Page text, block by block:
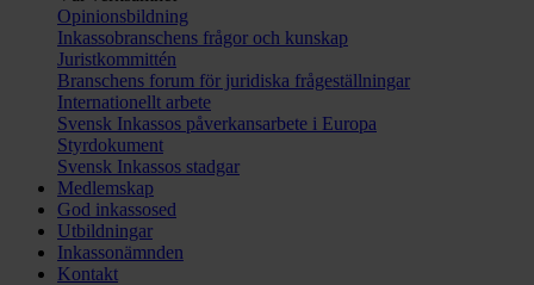
Opinionsbildning
Inkassobranschens frågor och kunskap
Juristkommittén
Branschens forum för juridiska frågeställningar
Internationellt arbete
Svensk Inkassos påverkansarbete i Europa
Styrdokument
Svensk Inkassos stadgar
Medlemskap
God inkassosed
Utbildningar
Inkassonämnden
Kontakt